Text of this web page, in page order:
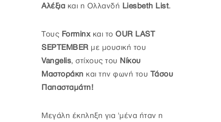
Αλέξια και η Ολλανδή Liesbeth List.
Τους Forminx και το OUR LAST
SEPTEMBER με μουσική του
Vangelis, στίχους του Νίκου
Μαστοράκη και την φωνή του Τάσου
Παπασταμάτη!
Μεγάλη έκπληξη για 'μένα ήταν η